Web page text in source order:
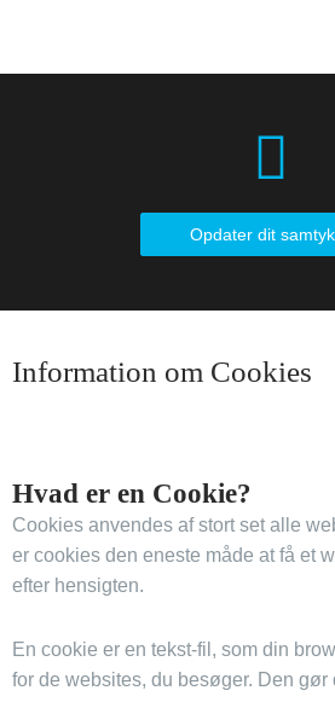
Opdater dit
Information om Cookies​
Hvad er en Cookie?
Cookies anvendes af stort set alle
er cookies den eneste måde at få et
efter hensigten.
En cookie er en tekst-fil, som din
for de websites, du besøger. Den gør